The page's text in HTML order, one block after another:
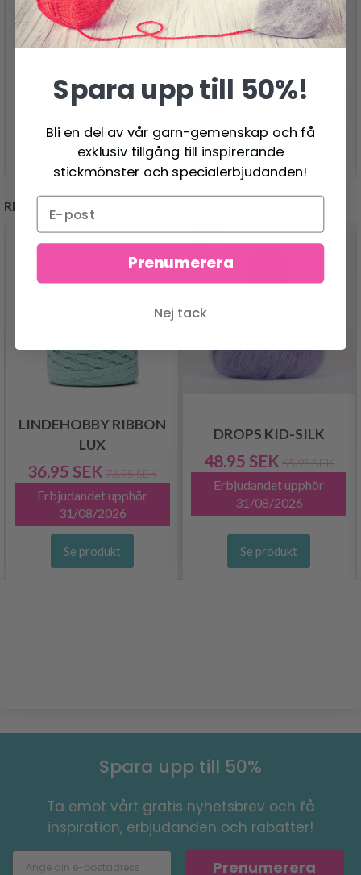
DROPS FABEL LONG
PRINT
Erbjudandet upphör
Se produkt
DROPS FABEL UNI
COLOUR
Erbjudandet upphör
Se produkt
REKOMMENDERAS FÖR DIG
LINDEHOBBY RIBBON
LUX
36.95 SEK 73.95 SEK
Erbjudandet upphör
31/08/2026
Se produkt
DROPS KID-SILK
48.95 SEK 55.95 SEK
Erbjudandet upphör
31/08/2026
Se produkt
Spara upp till 50%
Ta emot vårt gratis nyhetsbrev och få
inspiration, erbjudanden och rabatter!
Prenumerera
Spara upp till 50%!
Bli en del av vår garn-gemenskap och få
exklusiv tillgång till inspirerande
stickmönster och specialerbjudanden!
Prenumerera
Nej tack